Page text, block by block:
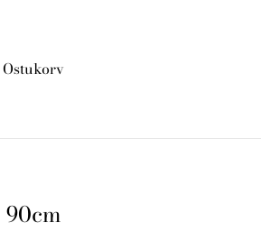
Ostukorv